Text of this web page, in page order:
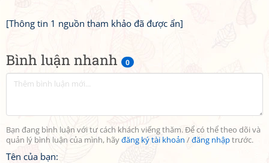
Bình luận nhanh 0
Bạn đang bình luận với tư cách khách viếng thăm. Để có thể theo dõi và
quản lý bình luận của mình, hãyđăng ký tài khoản /đăng nhậptrước.
Tên của bạn:
[Thông tin 1 nguồn tham khảo đã được ẩn]